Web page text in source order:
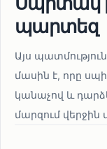
պարտեզ
Այս
մասին է, որը
կանաչով և
մարզում